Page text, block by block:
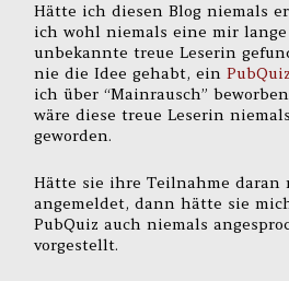
Hätte ich diesen Blog niemals
ich wohl niemals eine mir
unbekannte treue Leserin
nie die Idee gehabt, einPubQuiz
ich über “Mainrausch”
wäre diese treue Leserin
geworden.
Hätte sie ihre Teilnahme daran
angemeldet, dann hätte sie
PubQuiz auch niemals
vorgestellt.